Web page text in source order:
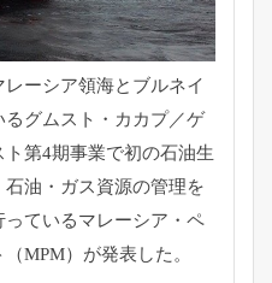
ーシア領海とブルネイ
グムスト・ カカプ／ゲ
ト第4期事業で初の石油生
油・ ガス資源の管理を
ているマレーシア・ ペ
MPM）が発表した。